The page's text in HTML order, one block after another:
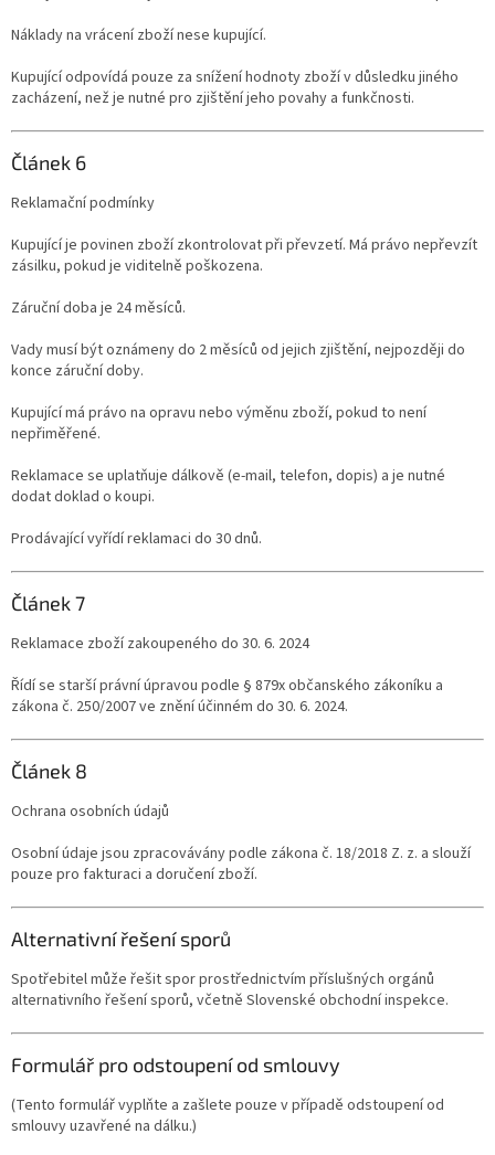
Náklady na vrácení zboží nese kupující.
Kupující odpovídá pouze za snížení hodnoty zboží v důsledku jiného
zacházení, než je nutné pro zjištění jeho povahy a funkčnosti.
Článek 6
Reklamační podmínky
Kupující je povinen zboží zkontrolovat při převzetí. Má právo nepřevzít
zásilku, pokud je viditelně poškozena.
Záruční doba je 24 měsíců.
Vady musí být oznámeny do 2 měsíců od jejich zjištění, nejpozději do
konce záruční doby.
Kupující má právo na opravu nebo výměnu zboží, pokud to není
nepřiměřené.
Reklamace se uplatňuje dálkově (e-mail, telefon, dopis) a je nutné
dodat doklad o koupi.
Prodávající vyřídí reklamaci do 30 dnů.
Článek 7
Reklamace zboží zakoupeného do 30. 6. 2024
Řídí se starší právní úpravou podle § 879x občanského zákoníku a
zákona č. 250/2007 ve znění účinném do 30. 6. 2024.
Článek 8
Ochrana osobních údajů
Osobní údaje jsou zpracovávány podle zákona č. 18/2018 Z. z. a slouží
pouze pro fakturaci a doručení zboží.
Alternativní řešení sporů
Spotřebitel může řešit spor prostřednictvím příslušných orgánů
alternativního řešení sporů, včetně Slovenské obchodní inspekce.
Formulář pro odstoupení od smlouvy
(Tento formulář vyplňte a zašlete pouze v případě odstoupení od
smlouvy uzavřené na dálku.)